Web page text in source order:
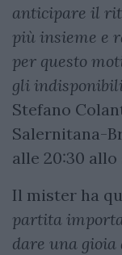
anticipare il
più insieme e
per questo
gli
Stefano
Salernitana-
alle 20:30
Il mister ha
partita
dare una gioia